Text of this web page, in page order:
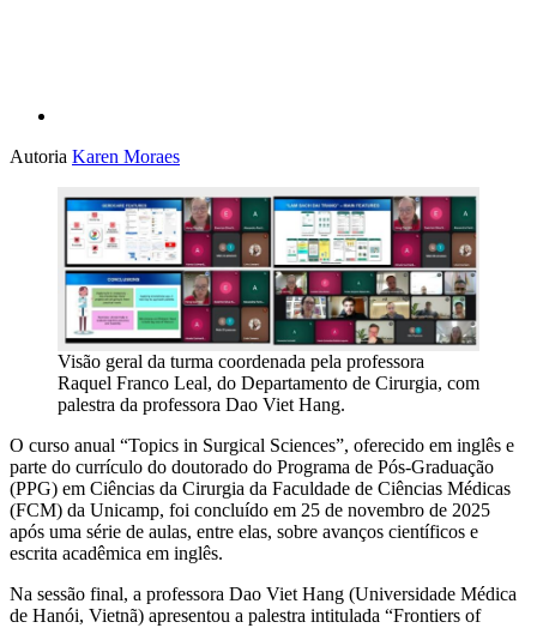
Autoria Karen Moraes
Visão geral da turma coordenada pela professora
Raquel Franco Leal, do Departamento de Cirurgia, com
palestra da professora Dao Viet Hang.
O curso anual “Topics in Surgical Sciences”, oferecido em inglês e
parte do currículo do doutorado do Programa de Pós-Graduação
(PPG) em Ciências da Cirurgia da Faculdade de Ciências Médicas
(FCM) da Unicamp, foi concluído em 25 de novembro de 2025
após uma série de aulas, entre elas, sobre avanços científicos e
escrita acadêmica em inglês.
Na sessão final, a professora Dao Viet Hang (Universidade Médica
de Hanói, Vietnã) apresentou a palestra intitulada “Frontiers of